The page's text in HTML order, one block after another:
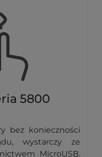
5800
bez konieczności
wystarczy ze
MicroUSB.